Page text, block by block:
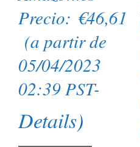
Precio: €46,61
(a partir de
05/04/2023
02:39 PST-
Details)